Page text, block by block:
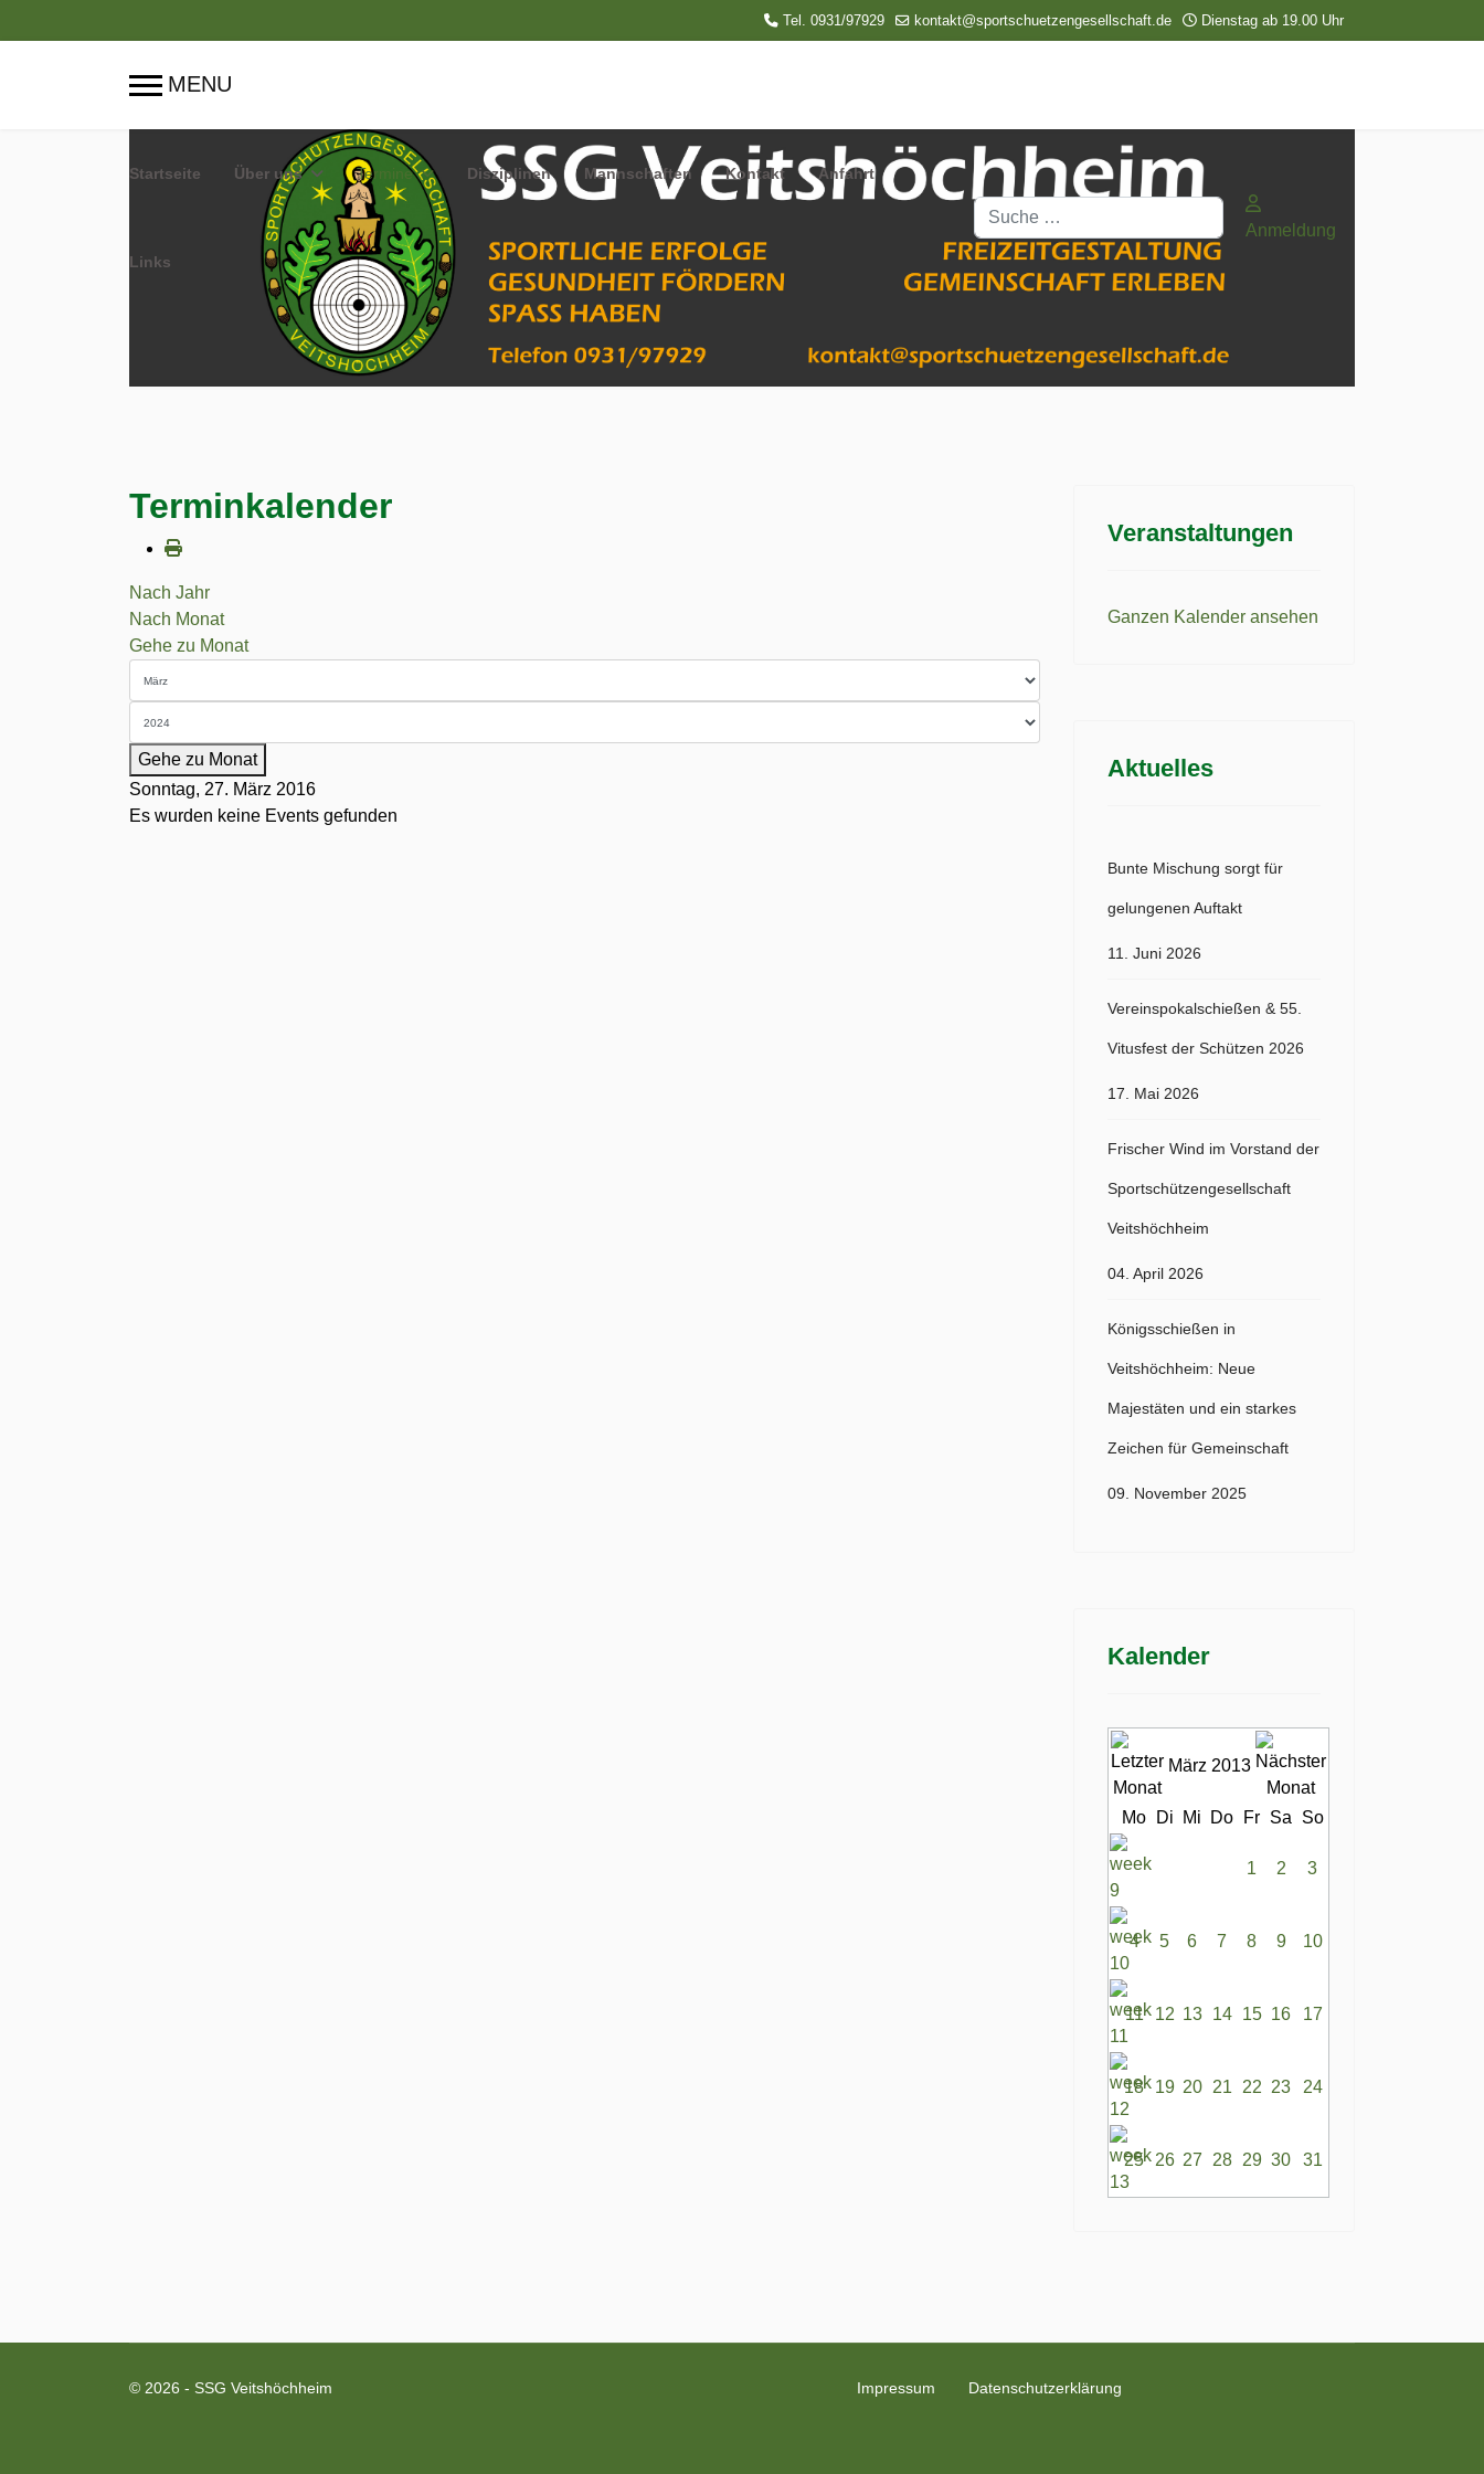
Tel. 0931/97929 kontakt@sportschuetzengesellschaft.de Dienstag ab 19.00 Uhr
Startseite Über uns Termine Disziplinen Mannschaften Kontakt Anfahrt
Links
Suchen
Anmeldung
Terminkalender
Nach Jahr
Nach Monat
Gehe zu Monat
Gehe zu Monat
Sonntag, 27. März 2016
Es wurden keine Events gefunden
Veranstaltungen
Ganzen Kalender ansehen
Aktuelles
Bunte Mischung sorgt für
gelungenen Auftakt
11. Juni 2026
Vereinspokalschießen & 55.
Vitusfest der Schützen 2026
17. Mai 2026
Frischer Wind im Vorstand der
Sportschützengesellschaft
Veitshöchheim
04. April 2026
Königsschießen in
Veitshöchheim: Neue
Majestäten und ein starkes
Zeichen für Gemeinschaft
09. November 2025
Kalender
März 2013
Mo Di Mi Do Fr Sa So
1 2 3
4 5 6 7 8 9 10
11 12 13 14 15 16 17
18 19 20 21 22 23 24
25 26 27 28 29 30 31
© 2026 - SSG Veitshöchheim Impressum Datenschutzerklärung